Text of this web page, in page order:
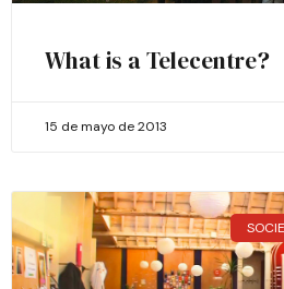
What is a Telecentre?
15 de mayo de 2013